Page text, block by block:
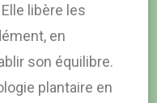
libère les
en
son équilibre.
plantaire en